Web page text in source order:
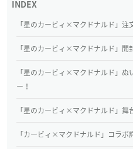
「星のカービィ×マクドナルド」注
「星のカービィ×マクドナルド」開
「星のカービィ×マクドナルド」ぬ
ー！
「星のカービィ×マクドナルド」舞
「カービィ×マクドナルド」コラボ